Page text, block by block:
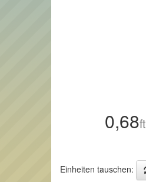
0,68ft
Einheiten tauschen: